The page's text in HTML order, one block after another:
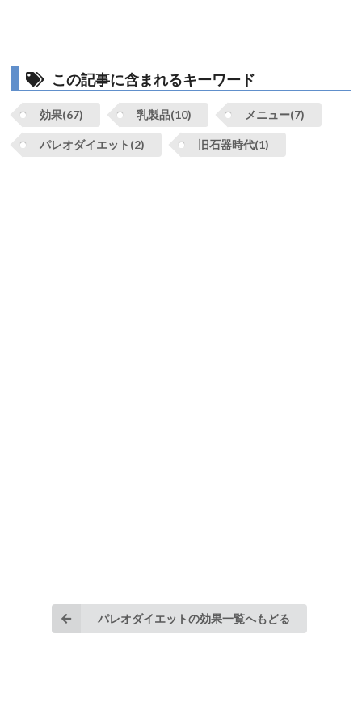
この記事に含まれるキーワード
効果(67) 乳製品(10) メニュー(7)
パレオダイエット(2) 旧石器時代(1)
パレオダイエットの効果一覧へもどる